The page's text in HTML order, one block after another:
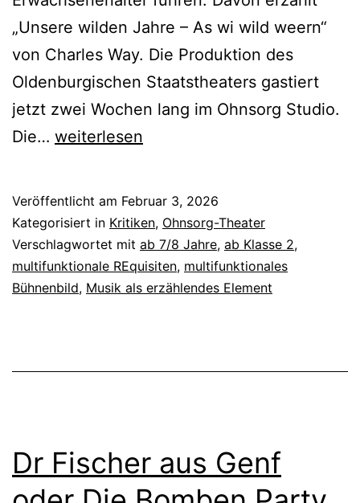
„Unsere wilden Jahre – As wi wild weern“
von Charles Way. Die Produktion des
Oldenburgischen Staatstheaters gastiert
jetzt zwei Wochen lang im Ohnsorg Studio.
Die… Unsere
–
As
wi
wild
weiterlesen
Veröffentlicht am Februar 3, 2026
Kategorisiert in Kritiken, Ohnsorg-Theater
Verschlagwortet mit ab 7/8 Jahre, ab Klasse 2,
multifunktionale REquisiten, multifunktionales
Bühnenbild, Musik als erzählendes Element
Dr Fischer aus Genf